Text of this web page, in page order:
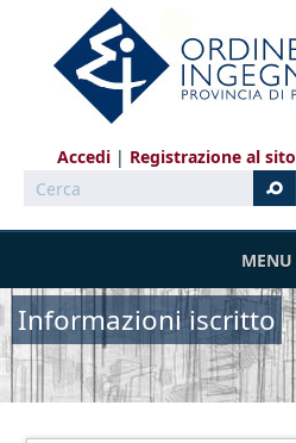
Salta al contenuto principale
Accedi
Registrazione al sito
Cerca
MENU
Informazioni iscritto